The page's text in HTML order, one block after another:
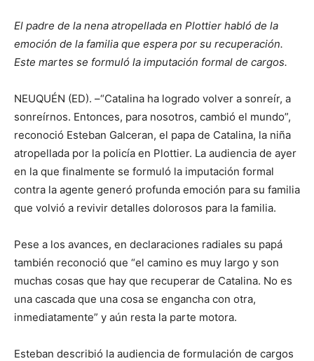
El padre de la nena atropellada en Plottier habló de la
emoción de la familia que espera por su recuperación.
Este martes se formuló la imputación formal de cargos.
NEUQUÉN (ED). –“Catalina ha logrado volver a sonreír, a
sonreírnos. Entonces, para nosotros, cambió el mundo”,
reconoció Esteban Galceran, el papa de Catalina, la niña
atropellada por la policía en Plottier. La audiencia de ayer
en la que finalmente se formuló la imputación formal
contra la agente generó profunda emoción para su familia
que volvió a revivir detalles dolorosos para la familia.
Pese a los avances, en declaraciones radiales su papá
también reconoció que “el camino es muy largo y son
muchas cosas que hay que recuperar de Catalina. No es
una cascada que una cosa se engancha con otra,
inmediatamente” y aún resta la parte motora.
Esteban describió la audiencia de formulación de cargos